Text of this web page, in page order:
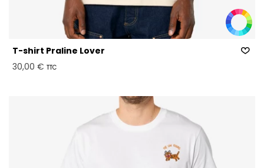
T-shirt Praline Lover
30,00 € TTC